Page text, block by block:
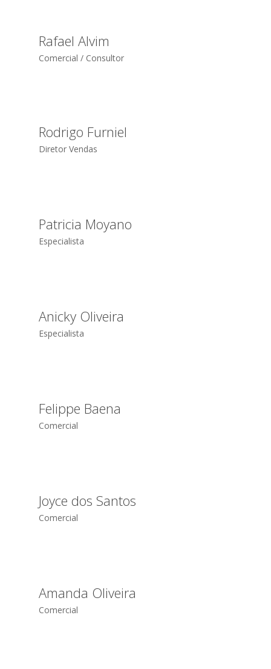
Rafael Alvim
Comercial / Consultor
Rodrigo Furniel
Diretor Vendas
Patricia Moyano
Especialista
Anicky Oliveira
Especialista
Felippe Baena
Comercial
Joyce dos Santos
Comercial
Amanda Oliveira
Comercial